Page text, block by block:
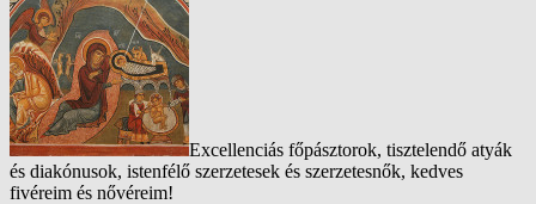
Excellenciás főpásztorok, tisztelendő atyák
és diakónusok, istenfélő szerzetesek és szerzetesnők, kedves
fivéreim és nővéreim!